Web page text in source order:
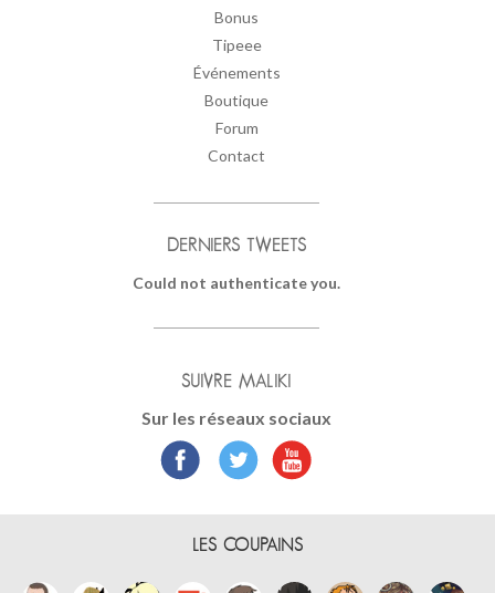
Bonus
Tipeee
Événements
Boutique
Forum
Contact
DERNIERS TWEETS
Could not authenticate you.
SUIVRE MALIKI
Sur les réseaux sociaux
LES COUPAINS